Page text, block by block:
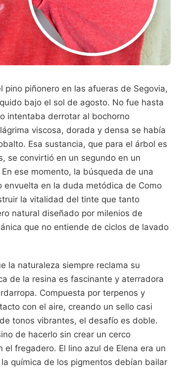
piñonero en las afueras de Segovia,
bajo el sol de agosto. No fue hasta
intentaba derrotar al bochorno
viscosa, dorada y densa se había
Esa sustancia, que para el árbol es
se convirtió en un segundo en un
ese momento, la búsqueda de una
envuelta en la duda metódica de Como
la vitalidad del tinte que tanto
natural diseñado por milenios de
que no entiende de ciclos de lavado
la naturaleza siempre reclama su
de la resina es fascinante y aterradora
Compuesta por terpenos y
con el aire, creando un sello casi
tonos vibrantes, el desafío es doble.
de hacerlo sin crear un cerco
fregadero. El lino azul de Elena era un
química de los pigmentos debían bailar